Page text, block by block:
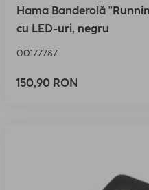
Hama Banderolă
cu LED-uri, negru
00177787
150,90 RON